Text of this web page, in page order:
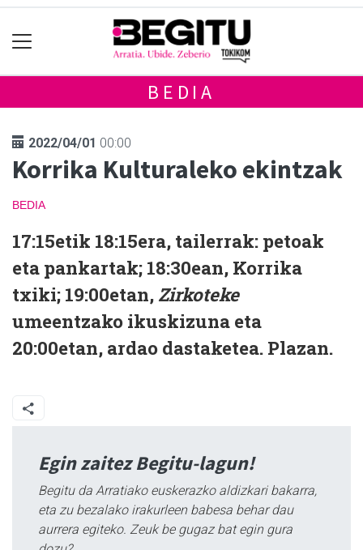
BEDIA
2022/04/01 00:00
Korrika Kulturaleko ekintzak
BEDIA
17:15etik 18:15era, tailerrak: petoak
eta pankartak; 18:30ean, Korrika
txiki; 19:00etan, Zirkoteke
umeentzako ikuskizuna eta
20:00etan, ardao dastaketea. Plazan.
Egin zaitez Begitu-lagun!
Begitu da Arratiako euskerazko aldizkari bakarra,
eta zu bezalako irakurleen babesa behar dau
aurrera egiteko. Zeuk be gugaz bat egin gura